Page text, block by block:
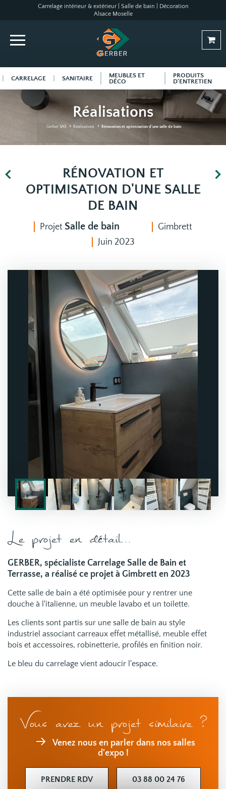
Carrelage intérieur & extérieur | Salle de bain | Décoration
Alsace Moselle
CARRELAGE SANITAIRE
MEUBLES ET
DÉCO
PRODUITS
D'ENTRETIEN
Réalisations
Gerber SAS Réalisations Rénovation et optimisation d'une salle de bain
RÉNOVATION ET
OPTIMISATION D'UNE SALLE
DE BAIN
Projet Salle de bain
Gimbrett
Juin 2023
Le projet en détail...
GERBER, spécialiste Carrelage Salle de Bain et
Terrasse, a réalisé ce projet à Gimbrett en 2023
Cette salle de bain a été optimisée pour y rentrer une
douche à l'italienne, un meuble lavabo et un toilette.
Les clients sont partis sur une salle de bain au style
industriel associant carreaux effet métallisé, meuble effet
bois et accessoires, robinetterie, profilés en finition noir.
Le bleu du carrelage vient adoucir l'espace.
Vous avez un projet similaire ?
Venez nous en parler dans nos salles
d'expo !
PRENDRE RDV 03 88 00 24 76